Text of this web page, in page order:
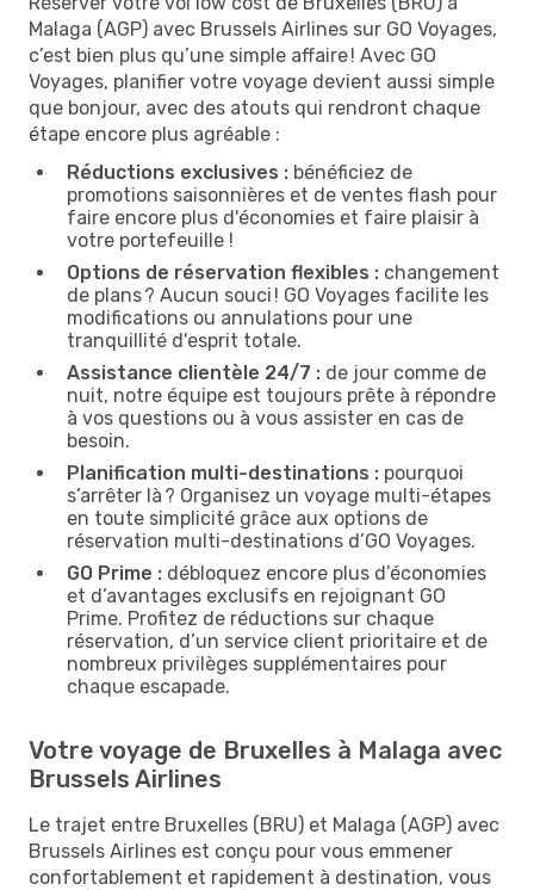
Malaga (AGP) avec Brussels Airlines sur GO Voyages,
c’est bien plus qu’une simple affaire ! Avec GO
Voyages, planifier votre voyage devient aussi simple
que bonjour, avec des atouts qui rendront chaque
étape encore plus agréable :
Réductions exclusives : bénéficiez de
promotions saisonnières et de ventes flash pour
faire encore plus d'économies et faire plaisir à
votre portefeuille !
Options de réservation flexibles : changement
de plans ? Aucun souci ! GO Voyages facilite les
modifications ou annulations pour une
tranquillité d'esprit totale.
Assistance clientèle 24/7 : de jour comme de
nuit, notre équipe est toujours prête à répondre
à vos questions ou à vous assister en cas de
besoin.
Planification multi-destinations : pourquoi
s’arrêter là ? Organisez un voyage multi-étapes
en toute simplicité grâce aux options de
réservation multi-destinations d’GO Voyages.
GO Prime : débloquez encore plus d’économies
et d’avantages exclusifs en rejoignant GO
Prime. Profitez de réductions sur chaque
réservation, d’un service client prioritaire et de
nombreux privilèges supplémentaires pour
chaque escapade.
Votre voyage de Bruxelles à Malaga avec
Brussels Airlines
Le trajet entre Bruxelles (BRU) et Malaga (AGP) avec
Brussels Airlines est conçu pour vous emmener
confortablement et rapidement à destination, vous